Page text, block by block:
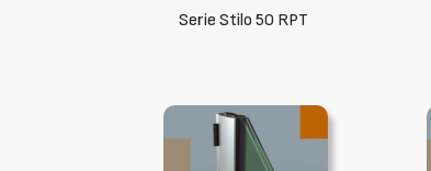
Serie Stilo 50 RPT